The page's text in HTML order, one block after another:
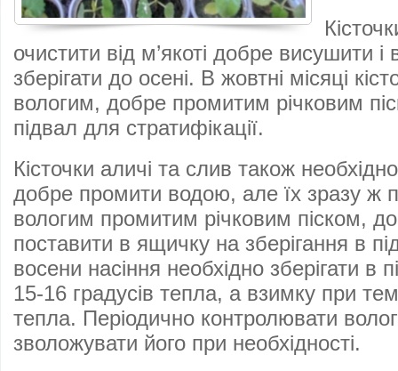
очистити від м’якоті добре висушити і
зберігати до осені. В жовтні місяці
вологим, добре промитим річковим
підвал для стратифікації.
Кісточки аличі та слив також
добре промити водою, але їх зразу ж
вологим промитим річковим піском,
поставити в ящичку на зберігання в
восени насіння необхідно зберігати в
15-16 градусів тепла, а взимку при
тепла. Періодично контролювати
зволожувати його при необхідності.